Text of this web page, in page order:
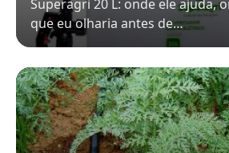
Superagri 20 L: onde ele ajuda,
que eu olharia antes de…